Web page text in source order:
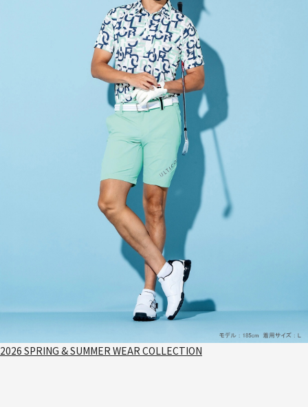
2026 SPRING & SUMMER WEAR COLLECTION